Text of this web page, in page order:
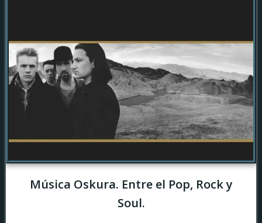
Música Oskura. Entre el Pop, Rock y
Soul.